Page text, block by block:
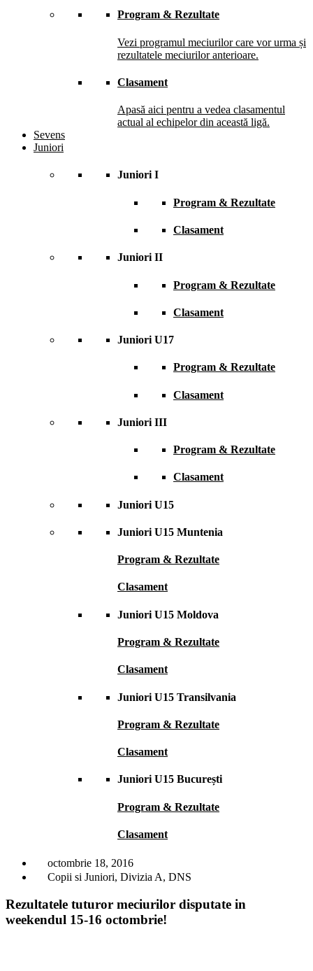
Program & Rezultate
Vezi programul meciurilor care vor urma și
rezultatele meciurilor anterioare.
Clasament
Apasă aici pentru a vedea clasamentul
actual al echipelor din această ligă.
Sevens
Juniori
Juniori I
Program & Rezultate
Clasament
Juniori II
Program & Rezultate
Clasament
Juniori U17
Program & Rezultate
Clasament
Juniori III
Program & Rezultate
Clasament
Juniori U15
Juniori U15 Muntenia
Program & Rezultate
Clasament
Juniori U15 Moldova
Program & Rezultate
Clasament
Juniori U15 Transilvania
Program & Rezultate
Clasament
Juniori U15 București
Program & Rezultate
Clasament
octombrie 18, 2016
Copii si Juniori, Divizia A, DNS
Rezultatele tuturor meciurilor disputate in
weekendul 15-16 octombrie!